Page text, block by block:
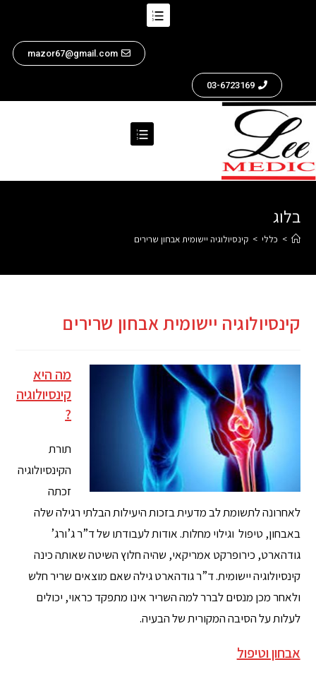
mazor67@gmail.com
03-6723169
בלוג
> כללי > קינסיולוגיה יישומית אבחון שרירים
קינסיולוגיה יישומית אבחון שרירים
מה היא
קינסיולוגיה
?
תורת
הקינסיולוגיה
זכתה
לאחרונה לתשומת לב מדעית בזכות היעילות הבלתי רגילה שלה
באבחון, טיפול וגילוי מחלות. אודות לעבודתו של ד”ר ג’ורג’
גודהארט, כירופרקט אמריקאי, שהיה חלוץ השיטה שאותה כינה
קינסיולוגיה יישומית. ד”ר גודהארט גילה שאם מוצאים שריר חלש
ולאחר מכן מנסים לברר למה השריר אינו מתפקד כראוי, יכולים
לעלות על הסיבה המקורית של הבעיה.
אבחון וטיפול